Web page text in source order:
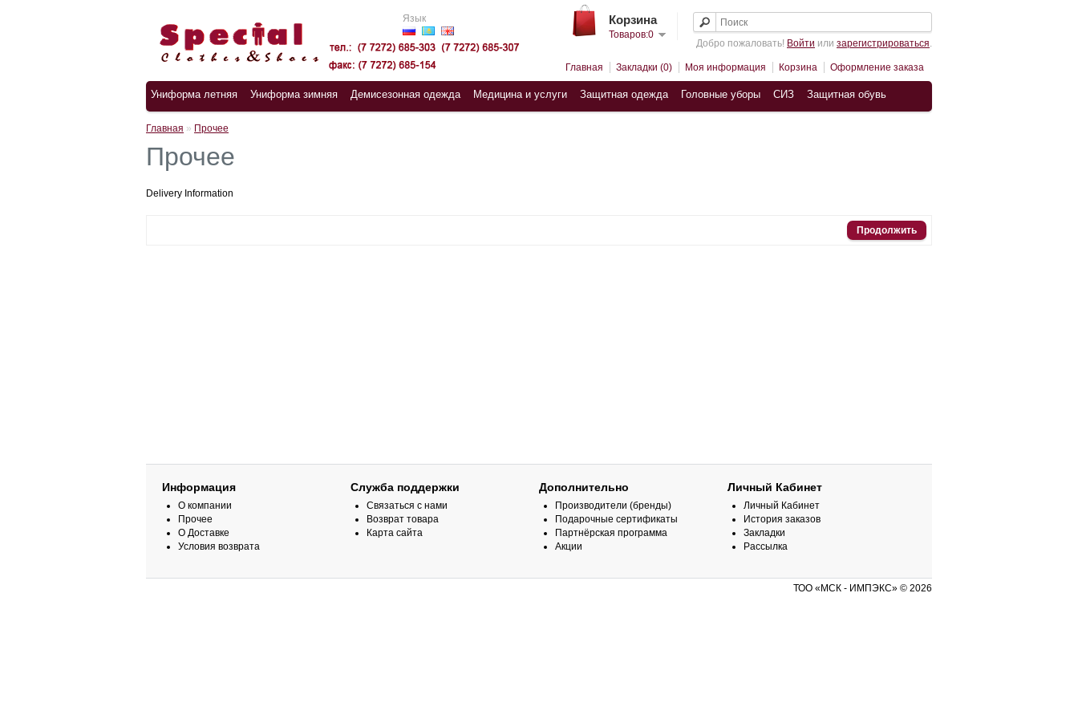
Язык Корзина
Товаров:0
Добро пожаловать! Войти или зарегистрироваться.
Главная Закладки (0) Моя информация Корзина Оформление заказа
Униформа летняя Униформа зимняя Демисезонная одежда Медицина и услуги Защитная одежда Головные уборы СИЗ Защитная обувь
Главная » Прочее
Прочее
Delivery Information
Продолжить
Информация
О компании
Прочее
О Доставке
Условия возврата
Служба поддержки
Связаться с нами
Возврат товара
Карта сайта
Дополнительно
Производители (бренды)
Подарочные сертификаты
Партнёрская программа
Акции
Личный Кабинет
Личный Кабинет
История заказов
Закладки
Рассылка
ТОО «МСК - ИМПЭКС» © 2026